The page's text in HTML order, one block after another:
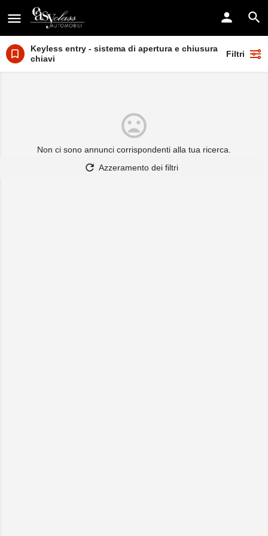
Keyless entry - sistema di apertura e chiusura senza
chiavi
Filtri
Non ci sono annunci corrispondenti alla tua ricerca.
Azzeramento dei filtri